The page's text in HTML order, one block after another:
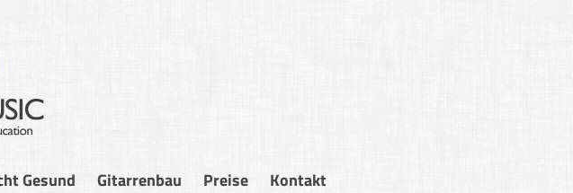
Gesund Gitarrenbau Preise Kontakt